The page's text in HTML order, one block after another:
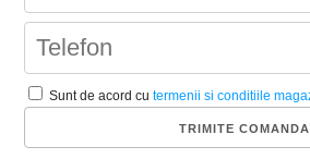
Sunt de acord cutermenii si conditiile